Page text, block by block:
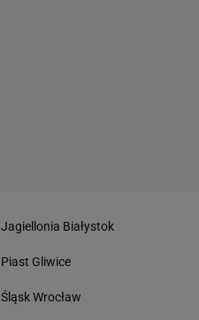
Jagiellonia Białystok
Piast Gliwice
Śląsk Wrocław